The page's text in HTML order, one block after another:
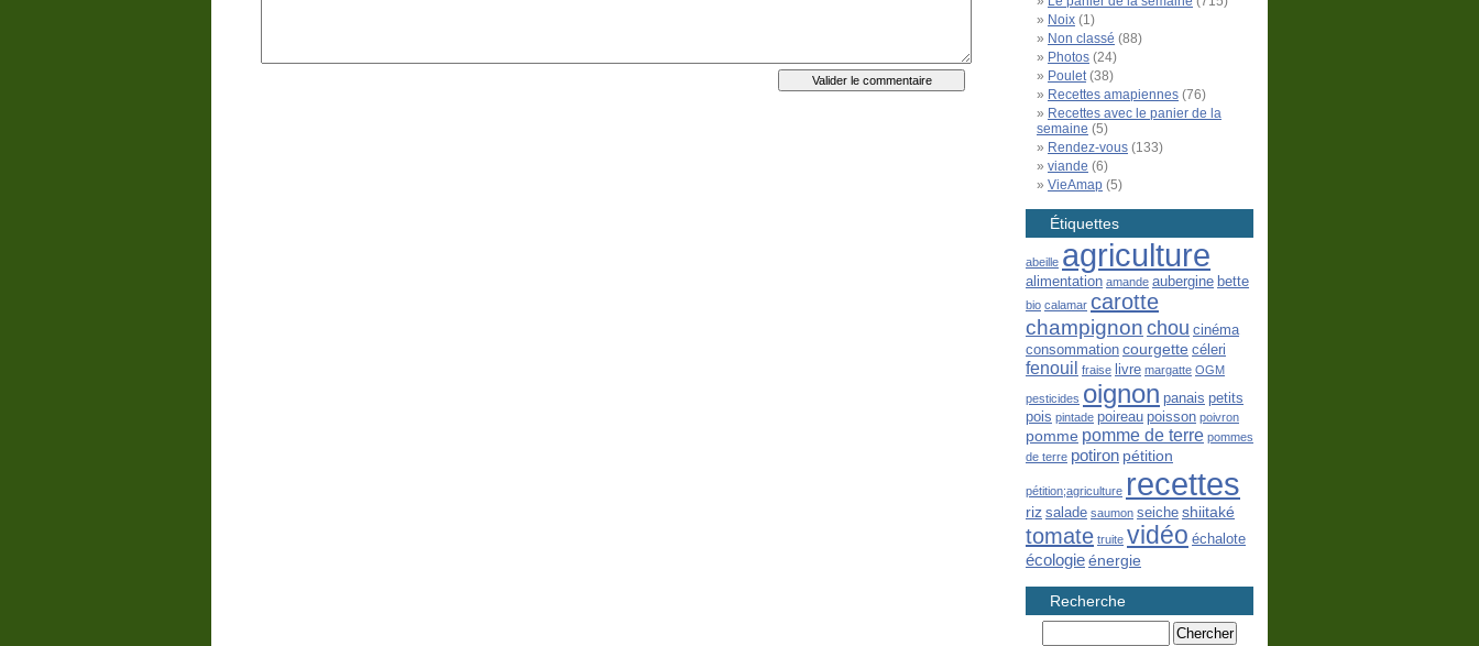
Noix (1)
Non classé (88)
Photos (24)
Poulet(38)
Recettes amapiennes (76)
Recettes avec le panier de la
semaine (5)
Rendez-vous (133)
viande (6)
VieAmap (5)
Étiquettes
abeille agriculture
alimentation amande aubergine bette
bio calamar carotte
champignon chou cinéma
consommation courgette céleri
fenouil fraise livre margatte OGM
pesticides oignon panais petits
pois pintade poireau poisson poivron
pomme pomme de terre pommes
de terre potiron pétition
pétition;agriculture recettes
riz salade saumon seiche shiitaké
tomate truite vidéo échalote
écologieénergie
Recherche